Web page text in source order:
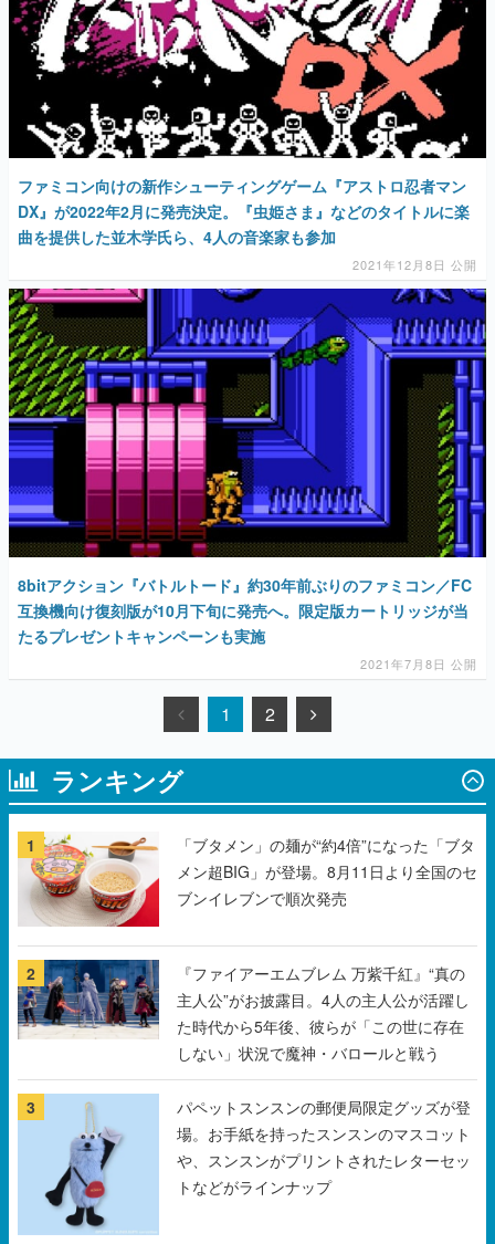
ファミコン向けの新作シューティングゲーム『アストロ忍者マン
DX』が2022年2月に発売決定。『虫姫さま』などのタイトルに楽
曲を提供した並木学氏ら、4人の音楽家も参加
2021年12月8日 公開
8bitアクション『バトルトード』約30年前ぶりのファミコン／FC
互換機向け復刻版が10月下旬に発売へ。限定版カートリッジが当
たるプレゼントキャンペーンも実施
2021年7月8日 公開
1 2
ランキング
1
「ブタメン」の麺が“約4倍”になった「ブタ
メン超BIG」が登場。8月11日より全国のセ
ブンイレブンで順次発売
2
『ファイアーエムブレム 万紫千紅』“真の
主人公”がお披露目。4人の主人公が活躍し
た時代から5年後、彼らが「この世に存在
しない」状況で魔神・バロールと戦う
3
パペットスンスンの郵便局限定グッズが登
場。お手紙を持ったスンスンのマスコット
や、スンスンがプリントされたレターセッ
トなどがラインナップ